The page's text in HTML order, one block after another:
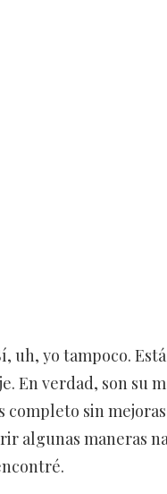
uh, yo tampoco.
En verdad, son su
completo sin
algunas maneras